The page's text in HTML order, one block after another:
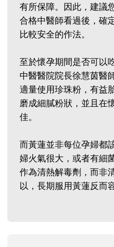
有所保障。因此，建議
合格中醫師看過後，確
比較安全的作法。
至於懷孕期間是否可以
中醫醫院院長徐慧茵醫
適量使用珍珠粉，有益
磨成細膩粉狀，並且在
佳。
而黃蓮並非每位孕婦都
婦火氣很大，或者有細
作為清熱解毒劑，而非
以，長期服用黃蓮反而